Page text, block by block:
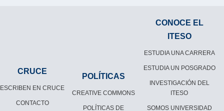
CRUCE
ESCRIBEN EN CRUCE
CONTACTO
POLÍTICAS
CREATIVE COMMONS
POLÍTICAS DE
CONOCE EL
ITESO
ESTUDIA UNA CARRERA
ESTUDIA UN POSGRADO
INVESTIGACIÓN DEL
ITESO
SOMOS UNIVERSIDAD